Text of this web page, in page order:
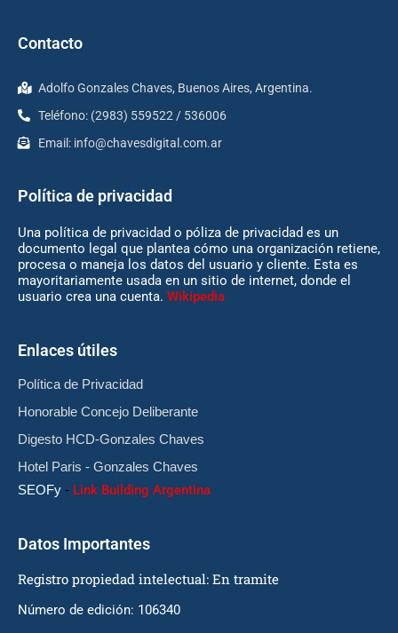
Contacto
Adolfo Gonzales Chaves, Buenos Aires, Argentina.
Teléfono: (2983) 559522 / 536006
Email: info@chavesdigital.com.ar
Política de privacidad
Una política de privacidad o póliza de privacidad es un
documento legal que plantea cómo una organización retiene,
procesa o maneja los datos del usuario y cliente. Esta es
mayoritariamente usada en un sitio de internet, donde el
usuario crea una cuenta. Wikipedia
Enlaces útiles
Política de Privacidad
Honorable Concejo Deliberante
Digesto HCD-Gonzales Chaves
Hotel Paris - Gonzales Chaves
SEOFy - Link Building Argentina
Datos Importantes
Registro propiedad intelectual: En tramite
Número de edición: 106340